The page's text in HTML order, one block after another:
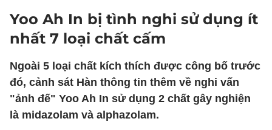
Yoo Ah In bị tình nghi sử dụng ít
nhất 7 loại chất cấm
Ngoài 5 loại chất kích thích được công bố trước
đó, cảnh sát Hàn thông tin thêm về nghi vấn
"ảnh đế" Yoo Ah In sử dụng 2 chất gây nghiện
là midazolam và alphazolam.